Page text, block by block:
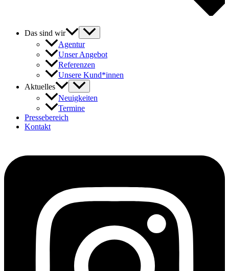
Das sind wir
Agentur
Unser Angebot
Referenzen
Unsere Kund*innen
Aktuelles
Neuigkeiten
Termine
Pressebereich
Kontakt